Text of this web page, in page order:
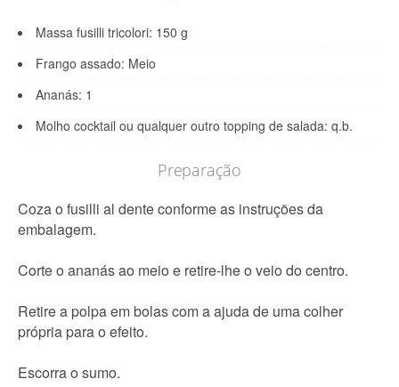
Massa fusilli tricolori: 150 g
Frango assado: Meio
Ananás: 1
Molho cocktail ou qualquer outro topping de salada: q.b.
Preparação
Coza o fusilli al dente conforme as instruções da
embalagem.
Corte o ananás ao meio e retire-lhe o veio do centro.
Retire a polpa em bolas com a ajuda de uma colher
própria para o efeito.
Escorra o sumo.